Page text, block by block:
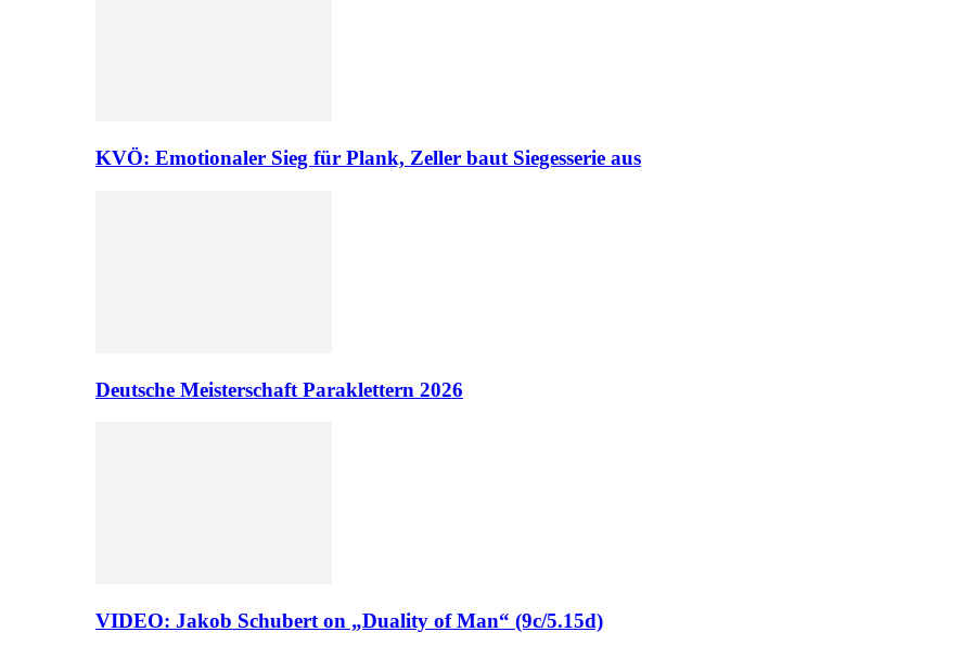
KVÖ: Emotionaler Sieg für Plank, Zeller baut Siegesserie aus
Deutsche Meisterschaft Paraklettern 2026
VIDEO: Jakob Schubert on „Duality of Man“ (9c/5.15d)